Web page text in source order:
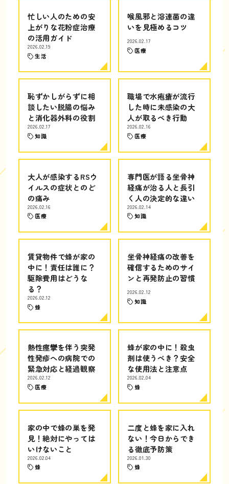
忙しい人のための安
上がりな花粉症治療
の活用ガイド
2026.02.19
生活
喉風邪と溶連菌の違
いを見極めるコツ
2026.02.17
医療
恥ずかしがらずに相
談したい脱腸の悩み
と消化器外科の役割
2026.02.17
知識
職場で水疱瘡が流行
した時に未感染の大
人が取るべき行動
2026.02.16
医療
大人が感染するRSウ
イルスの症状とのど
の痛み
2026.02.16
医療
専門医が語る坐骨神
経痛が治る人と長引
く人の決定的な違い
2026.02.14
知識
賃貸物件で蜂が家の
中に！責任は誰に？
駆除費用はどうな
る？
2026.02.12
蜂
坐骨神経痛の改善を
確信するためのサイ
ンと再発防止の習慣
2026.02.12
知識
熱性痙攣を伴う突発
性発疹への病院での
緊急対応と経過観察
2026.02.12
医療
蜂が家の中に！殺虫
剤は使うべき？安全
な使用法と注意点
2026.02.04
蜂
家の中で蜂の巣を発
見！絶対にやっては
いけないこと
2026.02.04
蜂
二度と蜂を家に入れ
ない！今日からでき
る徹底予防策
2026.01.30
蜂